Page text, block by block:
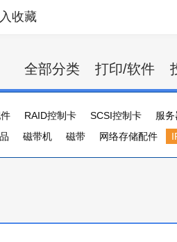
收藏
全部分类 打印/软件
RAID控制卡 SCSI控制卡 服务
磁带机 磁带 网络存储配件